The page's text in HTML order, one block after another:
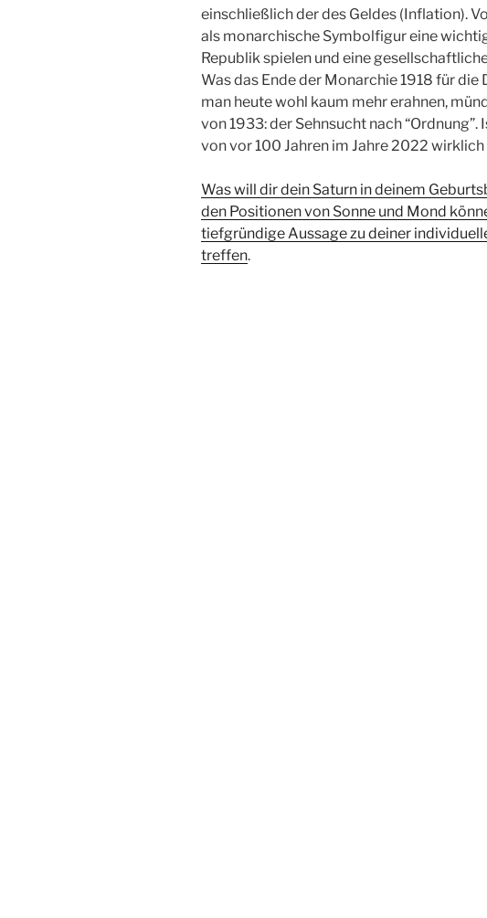
einschließlich der des Geldes (Inflation).
als monarchische Symbolfigur eine
Republik spielen und eine
Was das Ende der Monarchie 1918 für
man heute wohl kaum mehr erahnen,
von 1933: der Sehnsucht nach “Ordnung”.
von vor 100 Jahren im Jahre 2022
Was will dir dein Saturn in deinem
den Positionen von Sonne und Mond
tiefgründige Aussage zu deiner
treffen.